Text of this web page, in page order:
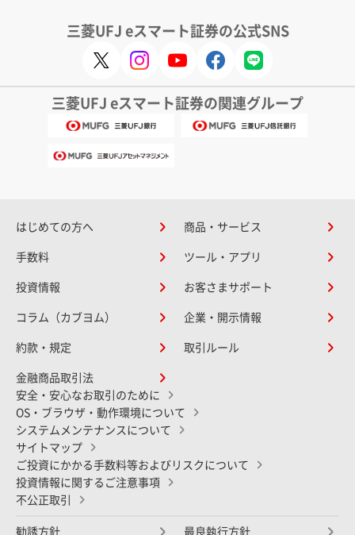
三菱UFJ eスマート証券の公式SNS
三菱UFJ eスマート証券の関連グループ
はじめての方へ 商品・サービス
手数料 ツール・アプリ
投資情報 お客さまサポート
コラム（カブヨム） 企業・開示情報
約款・規定 取引ルール
金融商品取引法
安全・安心なお取引のために
OS・ブラウザ・動作環境について
システムメンテナンスについて
サイトマップ
ご投資にかかる手数料等およびリスクについて
投資情報に関するご注意事項
不公正取引
勧誘方針 最良執行方針